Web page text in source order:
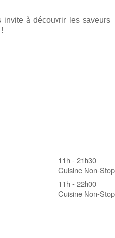
invite à découvrir les saveurs
11h - 21h30
Cuisine Non-Stop
11h - 22h00
Cuisine Non-Stop